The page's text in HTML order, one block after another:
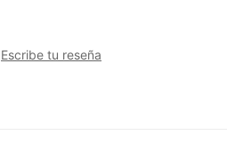
Escribe tu reseña